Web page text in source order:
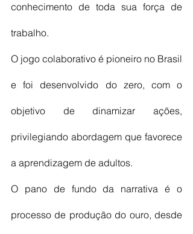
conhecimento de toda sua força de
trabalho.
O jogo colaborativo é pioneiro no Brasil
e foi desenvolvido do zero, com o
objetivo de dinamizar ações,
privilegiando abordagem que favorece
a aprendizagem de adultos.
O pano de fundo da narrativa é o
processo de produção do ouro, desde